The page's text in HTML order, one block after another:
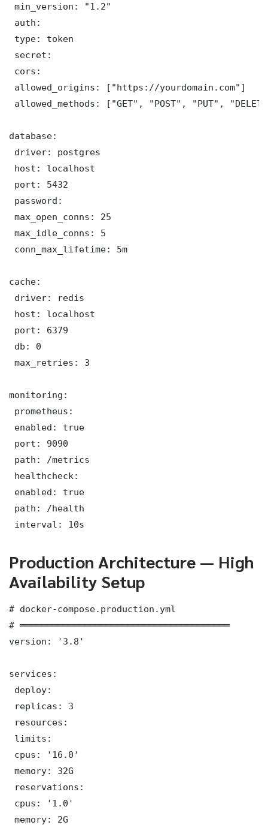
min_version: "1.2"
auth:
type: token
secret:
cors:
allowed_origins: ["https://yourdomain.com"]
allowed_methods: ["GET", "POST", "PUT",
database:
driver: postgres
host: localhost
port: 5432
password:
max_open_conns: 25
max_idle_conns: 5
conn_max_lifetime: 5m
cache:
driver: redis
host: localhost
port: 6379
db: 0
max_retries: 3
monitoring:
prometheus:
enabled: true
port: 9090
path: /metrics
healthcheck:
enabled: true
path: /health
interval: 10s
Production Architecture — High
Availability Setup
# docker-compose.production.yml
# ═══════════════════════════════════════
version: '3.8'
services:
deploy:
replicas: 3
resources:
limits:
cpus: '16.0'
memory: 32G
reservations:
cpus: '1.0'
memory: 2G